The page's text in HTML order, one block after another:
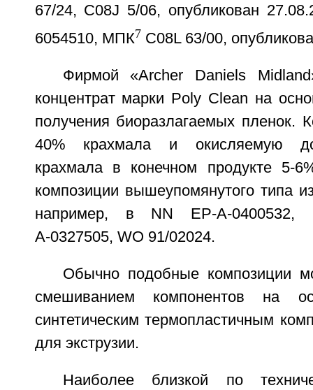
67/24, С08J 5/06, опубликован
6054510, МПК7 С08L 63/00,
Фирмой «Archer Daniels
концентрат марки Poly Clean на
получения биоразлагаемых пленок.
40% крахмала и окисляемую
крахмала в конечном продукте 5-
композиции вышеупомянутого типа
например, в NN ЕР-А-0400532,
А-0327505, WO 91/02024.
Обычно подобные композиции
смешиванием компонентов на
синтетическим термопластичным
для экструзии.
Наиболее близкой по